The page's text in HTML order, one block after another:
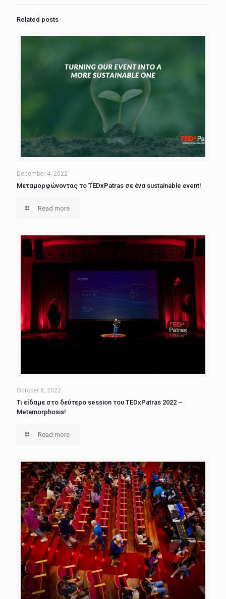
Related posts
December 4, 2022
Μεταμορφώνοντας το TEDxPatras σε ένα sustainable event!
Read more
October 8, 2022
Τι είδαμε στο δεύτερο session του TEDxPatras 2022 –
Metamorphosis!
Read more